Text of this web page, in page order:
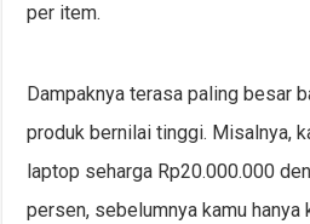
per item.
Dampaknya terasa paling besar
produk bernilai tinggi. Misalnya,
laptop seharga Rp20.000.000
persen, sebelumnya kamu hanya